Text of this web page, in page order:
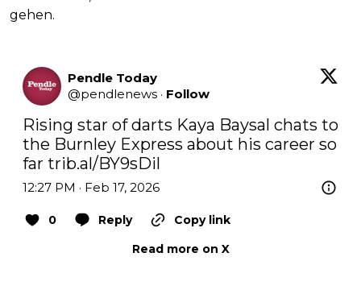
gehen.
Pendle Today
@pendlenews · Follow
Rising star of darts Kaya Baysal chats to
the Burnley Express about his career so
far trib.al/BY9sDil
12:27 PM · Feb 17, 2026
0 Reply
Copy link
Read more on X